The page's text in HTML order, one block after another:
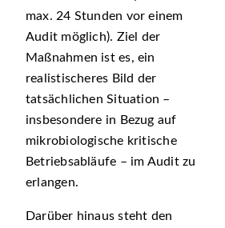
max. 24 Stunden vor einem
Audit möglich). Ziel der
Maßnahmen ist es, ein
realistischeres Bild der
tatsächlichen Situation –
insbesondere in Bezug auf
mikrobiologische kritische
Betriebsabläufe – im Audit zu
erlangen.
Darüber hinaus steht den